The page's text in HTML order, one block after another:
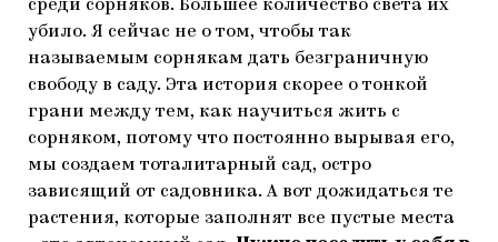
среди сорняков. Большее количество света их
убило. Я сейчас не о том, чтобы так
называемым сорнякам дать безграничную
свободу в саду. Эта история скорее о тонкой
грани между тем, как научиться жить с
сорняком, потому что постоянно вырывая его,
мы создаем тоталитарный сад, остро
зависящий от садовника. А вот дожидаться те
растения, которые заполнят все пустые места